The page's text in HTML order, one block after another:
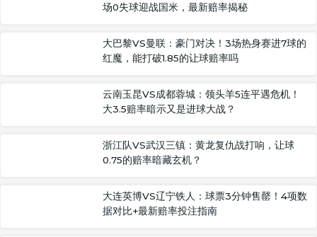
场0失球迎战国米，最新赔率揭秘
大巴黎VS曼联：豪门对决！3场热身赛进7球的
红魔，能打破1.85的让球赔率吗
云南玉昆VS成都蓉城：领头羊5连平遇危机！
大3.5赔率暗示又是进球大战？
浙江队VS武汉三镇：黄龙复仇战打响，让球
0.75的赔率暗藏玄机？
大连英博VS辽宁铁人：球票3分钟售罄！4项数
据对比+最新赔率投注指南